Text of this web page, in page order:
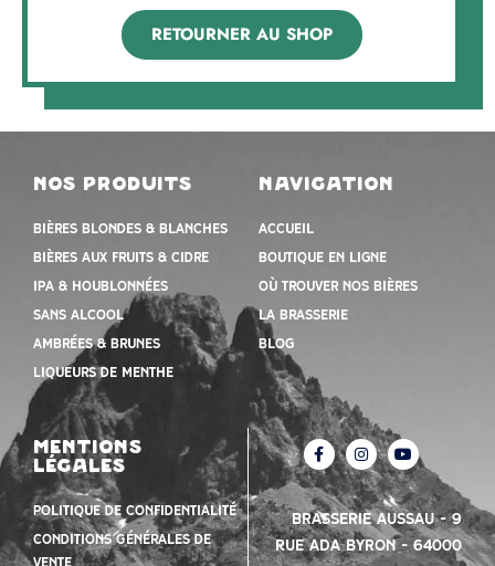
RETOURNER AU SHOP
nos produits
Bières blondes & blanches
Bières aux fruits & cidre
IPA & houblonnées
Sans alcool
Ambrées & Brunes
Liqueurs de menthe
navigation
Accueil
Boutique en ligne
Où trouver nos bières
la brasserie
Blog
mentions
légales
Politique de confidentialité
Conditions Générales de
Brasserie Aussau – 9
Rue Ada Byron – 64000